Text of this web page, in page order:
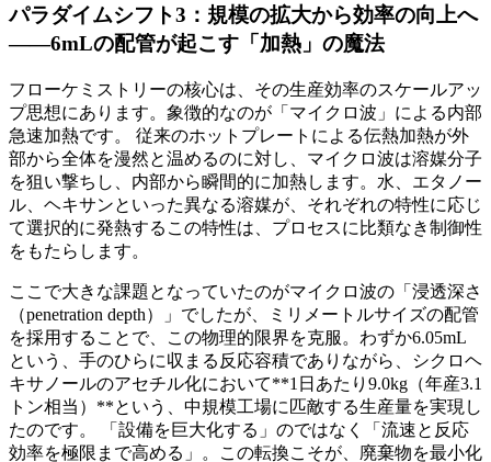
パラダイムシフト3：規模の拡大から効率の向上へ
——6mLの配管が起こす「加熱」の魔法
フローケミストリーの核心は、その生産効率のスケールアッ
プ思想にあります。象徴的なのが「マイクロ波」による内部
急速加熱です。 従来のホットプレートによる伝熱加熱が外
部から全体を漫然と温めるのに対し、マイクロ波は溶媒分子
を狙い撃ちし、内部から瞬間的に加熱します。水、エタノー
ル、ヘキサンといった異なる溶媒が、それぞれの特性に応じ
て選択的に発熱するこの特性は、プロセスに比類なき制御性
をもたらします。
ここで大きな課題となっていたのがマイクロ波の「浸透深さ
（penetration depth）」でしたが、ミリメートルサイズの配管
を採用することで、この物理的限界を克服。わずか6.05mL
という、手のひらに収まる反応容積でありながら、シクロヘ
キサノールのアセチル化において**1日あたり9.0kg（年産3.1
トン相当）**という、中規模工場に匹敵する生産量を実現し
たのです。 「設備を巨大化する」のではなく「流速と反応
効率を極限まで高める」。この転換こそが、廃棄物を最小化